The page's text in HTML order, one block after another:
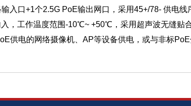
入口+1个2.5G PoE输出网口， 采用45+/78- 供电线
，工作温度范围-10℃~ +50℃，采用超声波无缝贴
供电的网络摄像机、AP等设备供电，或与非标